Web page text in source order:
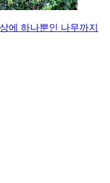
에 하나뿐인 나무까지